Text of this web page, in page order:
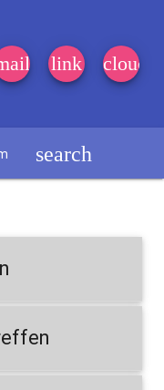
link cloud
search